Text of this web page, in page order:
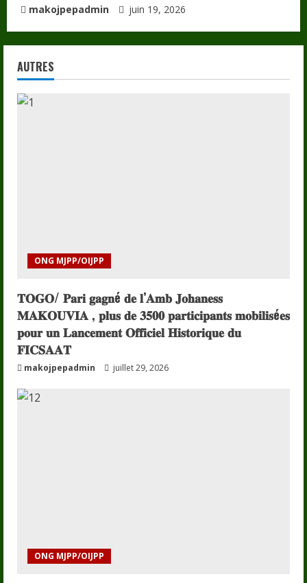
makojpepadmin juin 19, 2026
AUTRES
ONG MJPP/OIJPP
𝐓𝐎𝐆𝐎/ 𝐏𝐚𝐫𝐢 𝐠𝐚𝐠𝐧é 𝐝𝐞 𝐥’𝐀𝐦𝐛 𝐉𝐨𝐡𝐚𝐧𝐞𝐬𝐬
𝐌𝐀𝐊𝐎𝐔𝐕𝐈𝐀 , 𝐩𝐥𝐮𝐬 𝐝𝐞 𝟑𝟓𝟎𝟎 𝐩𝐚𝐫𝐭𝐢𝐜𝐢𝐩𝐚𝐧𝐭𝐬 𝐦𝐨𝐛𝐢𝐥𝐢𝐬é𝐞𝐬
𝐩𝐨𝐮𝐫 𝐮𝐧 𝐋𝐚𝐧𝐜𝐞𝐦𝐞𝐧𝐭 𝐎𝐟𝐟𝐢𝐜𝐢𝐞𝐥 𝐇𝐢𝐬𝐭𝐨𝐫𝐢𝐪𝐮𝐞 𝐝𝐮
𝐅𝐈𝐂𝐒𝐀𝐀𝐓
makojpepadmin juillet 29, 2026
ONG MJPP/OIJPP